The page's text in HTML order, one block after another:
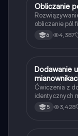
OMatematyka
Obliczanie
obliczanie pól
boków i
6 4,387
DMatematyka
Dodawanie
Ćwiczenia z
identycznych
całości.
5 3,428